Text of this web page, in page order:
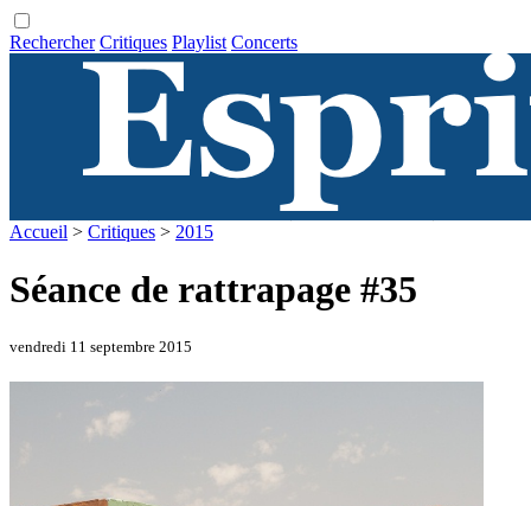
Rechercher Critiques Playlist Concerts
Accueil > Critiques > 2015
Séance de rattrapage #35
vendredi 11 septembre 2015